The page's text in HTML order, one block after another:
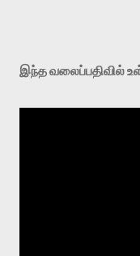
இந்த வலைப்பதிவில்